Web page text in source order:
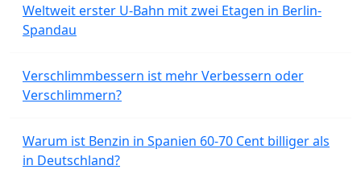
Weltweit erster U-Bahn mit zwei Etagen in Berlin-
Spandau
Verschlimmbessern ist mehr Verbessern oder
Verschlimmern?
Warum ist Benzin in Spanien 60-70 Cent billiger als
in Deutschland?